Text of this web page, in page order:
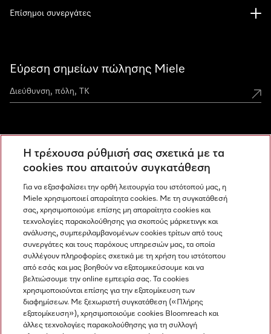
Εύρεση σημείων πώλησης Miele
Ανακαλύψτε τα Miele Experience Center
Newsletter
Επίσημοι συνεργάτες
Miele στο Instagram
Miele στο Facebook
Miele στο Youtube
Η τρέχουσα ρύθμισή σας σχετικά με τα
cookies που απαιτούν συγκατάθεση
Για να εξασφαλίσει την ορθή λειτουργία του ιστότοπού μας, η
Miele χρησιμοποιεί απαραίτητα cookies. Με τη συγκατάθεσή
σας, χρησιμοποιούμε επίσης μη απαραίτητα cookies και
τεχνολογίες παρακολούθησης για σκοπούς μάρκετινγκ και
ανάλυσης, συμπεριλαμβανομένων cookies τρίτων από τους
συνεργάτες και τους παρόχους υπηρεσιών μας, τα οποία
συλλέγουν πληροφορίες σχετικά με τη χρήση του ιστότοπου
από εσάς και μας βοηθούν να εξατομικεύσουμε και να
βελτιώσουμε την online εμπειρία σας. Τα cookies
χρησιμοποιούνται επίσης για την εξατομίκευση των
διαφημίσεων. Με ξεχωριστή συγκατάθεση («Πλήρης
εξατομίκευση»), χρησιμοποιούμε cookies Bloomreach και
άλλες τεχνολογίες παρακολούθησης για τη συλλογή